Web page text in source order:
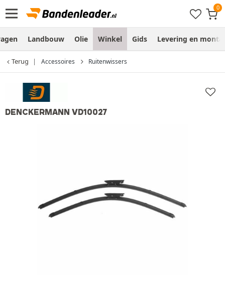
Landbouw Olie Winkel Gids Levering en
Terug Accessoires Ruitenwissers
DENCKERMANN VD10027